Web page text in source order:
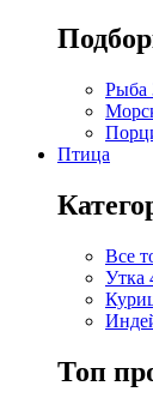
Рыба
Птица
Все
Утка
Топ